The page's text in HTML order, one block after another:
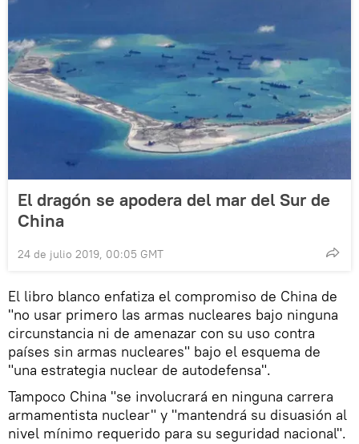
El dragón se apodera del mar del Sur de
China
24 de julio 2019, 00:05 GMT
El libro blanco enfatiza el compromiso de China de
"no usar primero las armas nucleares bajo ninguna
circunstancia ni de amenazar con su uso contra
países sin armas nucleares" bajo el esquema de
"una estrategia nuclear de autodefensa".
Tampoco China "se involucrará en ninguna carrera
armamentista nuclear" y "mantendrá su disuasión al
nivel mínimo requerido para su seguridad nacional".